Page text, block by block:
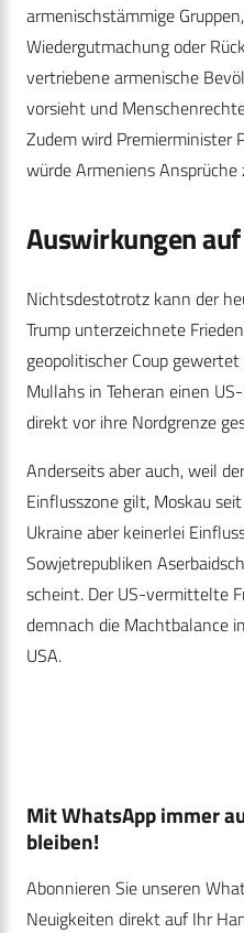
armenischstämmige
Wiedergutmachung oder
vertriebene armenische
vorsieht und
Zudem wird Premierminister
würde Armeniens
Auswirkungen
Nichtsdestotrotz kann der
Trump unterzeichnete
geopolitischer Coup
Mullahs in Teheran einen
direkt vor ihre Nordgrenze
Anderseits aber auch, weil
Einflusszone gilt, Moskau
Ukraine aber keinerlei
Sowjetrepubliken
scheint. Der US-vermittelte
demnach die Machtbalance
USA.
Mit WhatsApp immer
bleiben!
Abonnieren Sie unseren
Neuigkeiten direkt auf Ihr